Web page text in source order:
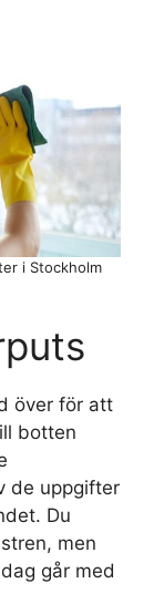
i Stockholm
över för att
botten
de uppgifter
Du
men
går med